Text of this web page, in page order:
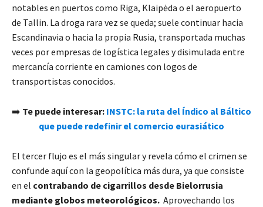
notables en puertos como Riga, Klaipėda o el aeropuerto
de Tallin. La droga rara vez se queda; suele continuar hacia
Escandinavia o hacia la propia Rusia, transportada muchas
veces por empresas de logística legales y disimulada entre
mercancía corriente en camiones con logos de
transportistas conocidos.
➡️ Te puede interesar: INSTC: la ruta del Índico al Báltico
que puede redefinir el comercio eurasiático
El tercer flujo es el más singular y revela cómo el crimen se
confunde aquí con la geopolítica más dura, ya que consiste
en el contrabando de cigarrillos desde Bielorrusia
mediante globos meteorológicos. Aprovechando los